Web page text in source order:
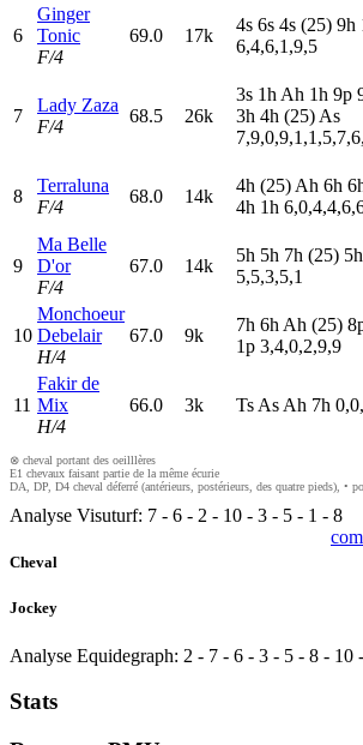
6
Ginger
Tonic
F/4
69.0 17k
4s 6s 4s (25) 9h
6,4,6,1,9,5
7
Lady Zaza
F/4
68.5 26k
3s 1h Ah 1h 9p
3h 4h (25) As
8
Terraluna
F/4
68.0 14k
4h (25) Ah 6h 6
4h 1h
9
Ma Belle
D'or
F/4
67.0 14k
5h 5h 7h (25) 5h
5,5,3,5,1
10
Monchoeur
Debelair
H/4
67.0 9k
7h 6h Ah (25) 8
1p 3,4,0,2,9,9
11
Fakir de
Mix
H/4
66.0 3k Ts As Ah 7h
⊗ cheval portant des oeilllères
E1 chevaux faisant partie de la même écurie
DA, DP, D4 cheval déferré (antérieurs, postérieurs, des quatre pieds), •
Analyse Visuturf: 7 - 6 - 2 - 10 - 3 - 5 - 1 - 8
Cheval
Jockey
Analyse Equidegraph: 2 - 7 - 6 - 3 - 5 - 8 - 10 -
Stats